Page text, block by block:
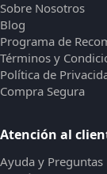
Sobre Nosotros
Blog
Programa de
Términos y
Política de
Compra Segura
Atención al
Ayuda y Preguntas